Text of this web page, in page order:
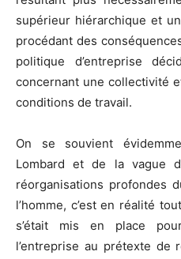
supérieur hiérarchique et
procédant des
politique d’entreprise
concernant une collectivité
conditions de travail.
On se souvient
Lombard et de la vague
réorganisations profondes
l’homme, c’est en réalité
s’était mis en place
l’entreprise au prétexte de